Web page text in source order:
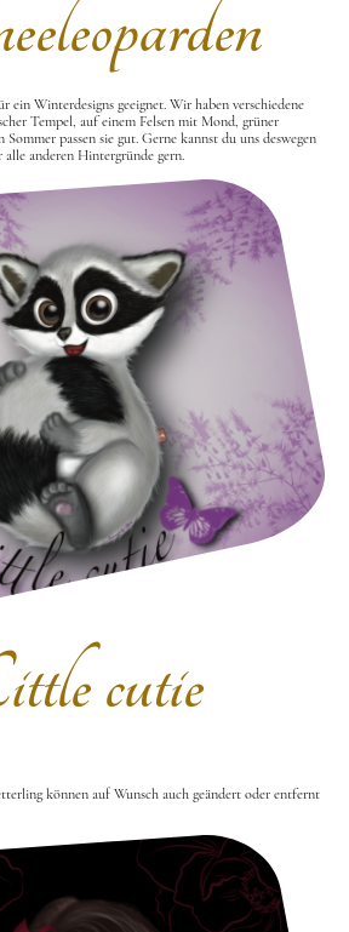
ein Winterdesigns geeignet. Wir haben verschiedene
Tempel, auf einem Felsen mit Mond, grüner
passen sie gut. Gerne kannst du uns deswegen
anderen Hintergründe gern.
cutie
können auf Wunsch auch geändert oder entfernt